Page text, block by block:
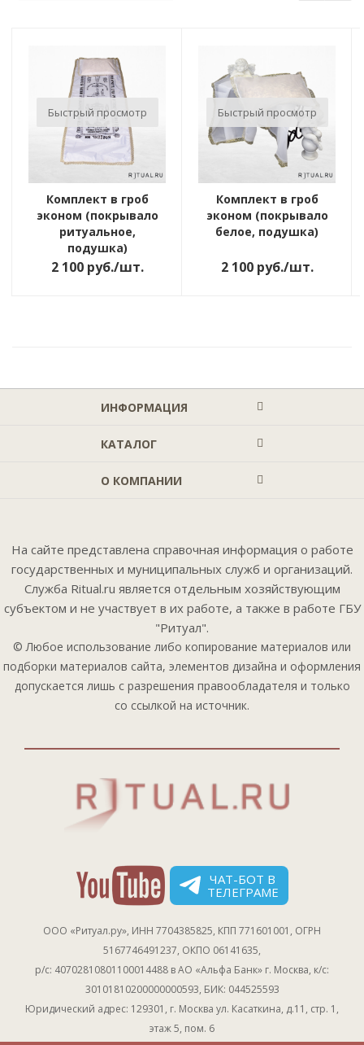
Быстрый просмотр
Комплект в гроб
эконом (покрывало
ритуальное,
подушка)
2 100руб./шт.
Быстрый просмотр
Комплект в гроб
эконом (покрывало
белое, подушка)
2 100руб./шт.
ИНФОРМАЦИЯ
КАТАЛОГ
О КОМПАНИИ
На сайте представлена справочная информация о работе
государственных и муниципальных служб и организаций.
Служба Ritual.ru является отдельным хозяйствующим
субъектом и не участвует в их работе, а также в работе ГБУ
"Ритуал".
© Любое использование либо копирование материалов или
подборки материалов сайта, элементов дизайна и оформления
допускается лишь с разрешения правообладателя и только
со ссылкой на источник.
ЧАТ-БОТ В
ТЕЛЕГРАМЕ
ООО «Ритуал.ру», ИНН 7704385825, КПП 771601001, ОГРН
5167746491237, ОКПО 06141635,
р/с: 40702810801100014488 в АО «Альфа Банк» г. Москва, к/с:
30101810200000000593, БИК: 044525593
Юридический адрес: 129301, г. Москва ул. Касаткина, д.11, стр. 1,
этаж 5, пом. 6